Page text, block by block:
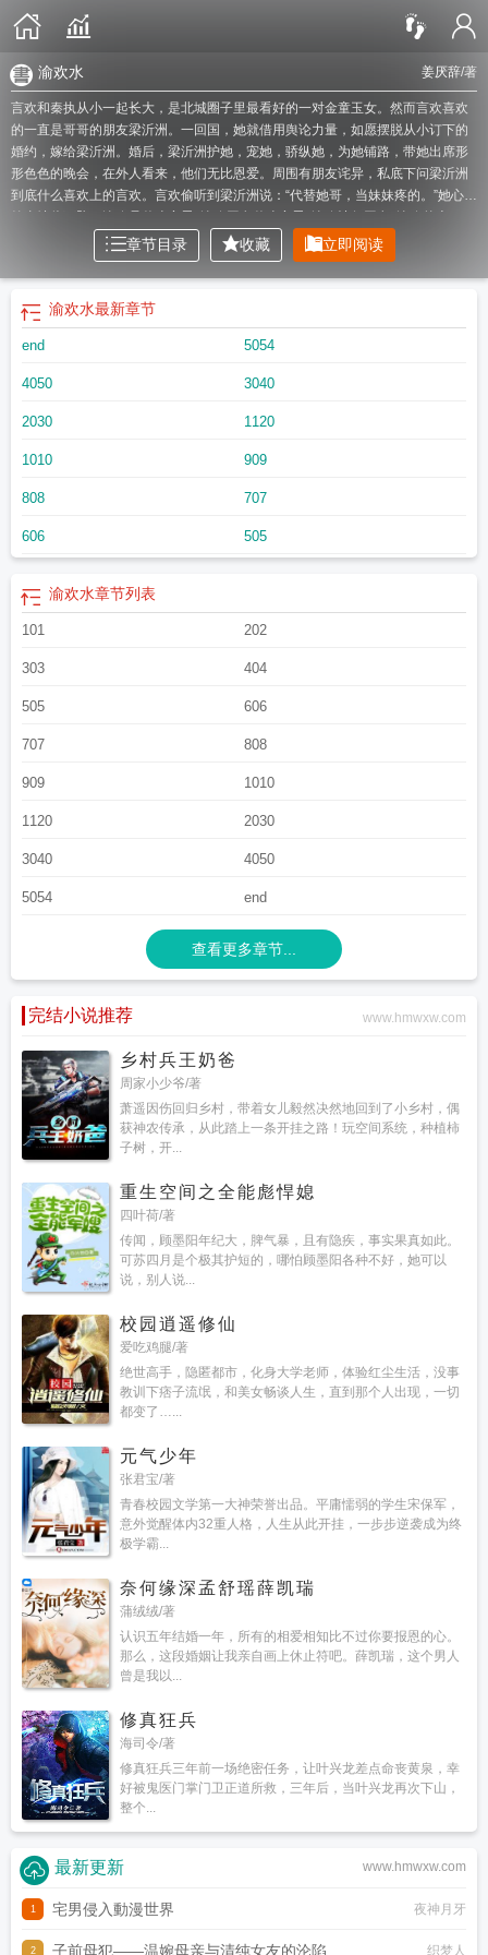
姜厌辞/著
渝欢水
言欢和秦执从小一起长大，是北城圈子里最看好的一对金童玉女。然而言欢喜欢
的一直是哥哥的朋友梁沂洲。一回国，她就借用舆论力量，如愿摆脱从小订下的
婚约，嫁给梁沂洲。婚后，梁沂洲护她，宠她，骄纵她，为她铺路，带她出席形
形色色的晚会，在外人看来，他们无比恩爱。周围有朋友诧异，私底下问梁沂洲
到底什么喜欢上的言欢。言欢偷听到梁沂洲说：“代替她哥，当妹妹疼的。”她心脏
渝欢的情侣名渝欢英文渝欢by姜厌辞渝欢渝溪的暗语渝欢水
渝欢渝溪是情侣名吗渝欢英文翻译渝欢网名什么意思?渝欢言欢梁祁州
欢短剧免费渝欢禧食品有限公司渝欢短剧渝欢繁体字渝欢渝溪是什么意思渝
欢全文免费笔趣阁渝欢啥意思
郑州餐饮管理有限公司渝欢喜渝欢的英文渝欢婆串串火锅加盟渝欢姜厌辞免
费阅读笔趣阁
渝欢的另一半情侣网名
锅渝欢拼音 渝欢炽热渝欢友火锅底料是杂牌吗
侣网名吗?
渝欢情侣网名另一半是什么
江渝欢怎么读 渝欢喜食品有限公司
章节目录 收藏 立即阅读
渝欢水最新章节
end 5054
4050 3040
2030 1120
1010 909
808 707
606 505
渝欢水章节列表
101 202
303 404
505 606
707 808
909 1010
1120 2030
3040 4050
5054 end
查看更多章节...
完结小说推荐 www.hmwxw.com
乡村兵王奶爸
周家小少爷/著
萧遥因伤回归乡村，带着女儿毅然决然地回到了小乡村，偶
获神农传承，从此踏上一条开挂之路！玩空间系统，种植柿
子树，开...
重生空间之全能彪悍媳
四叶荷/著
传闻，顾墨阳年纪大，脾气暴，且有隐疾，事实果真如此。
可苏四月是个极其护短的，哪怕顾墨阳各种不好，她可以
说，别人说...
校园逍遥修仙
爱吃鸡腿/著
绝世高手，隐匿都市，化身大学老师，体验红尘生活，没事
教训下痞子流氓，和美女畅谈人生，直到那个人出现，一切
都变了…...
元气少年
张君宝/著
青春校园文学第一大神荣誉出品。平庸懦弱的学生宋保军，
意外觉醒体内32重人格，人生从此开挂，一步步逆袭成为终
极学霸...
奈何缘深孟舒瑶薛凯瑞
蒲绒绒/著
认识五年结婚一年，所有的相爱相知比不过你要报恩的心。
那么，这段婚姻让我亲自画上休止符吧。薛凯瑞，这个男人
曾是我以...
修真狂兵
海司令/著
修真狂兵三年前一场绝密任务，让叶兴龙差点命丧黄泉，幸
好被鬼医门掌门卫正道所救，三年后，当叶兴龙再次下山，
整个...
www.hmwxw.com
最新更新
1 宅男侵入動漫世界 夜神月牙
2 子前母犯——温婉母亲与清纯女友的沦陷 织梦人